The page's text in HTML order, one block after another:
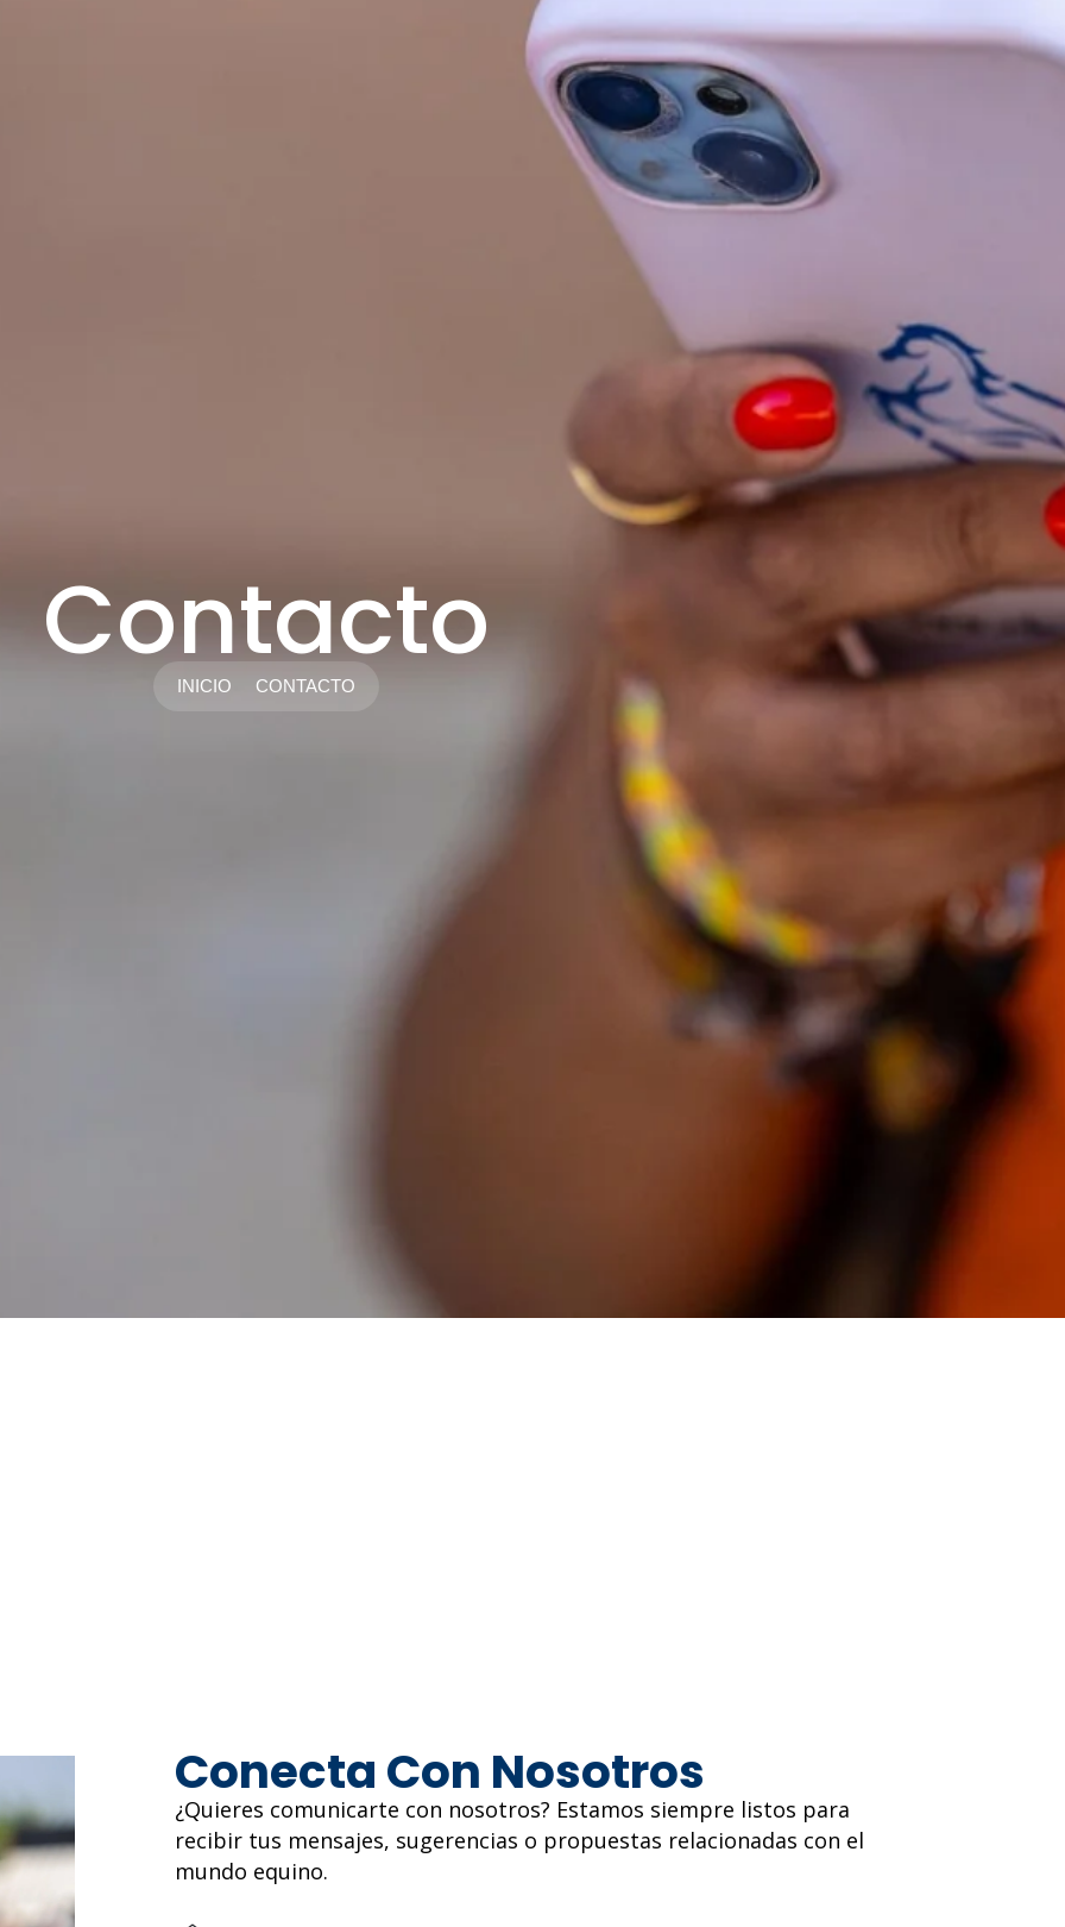
Contacto
INICIO CONTACTO
Conecta Con Nosotros
¿Quieres comunicarte con nosotros? Estamos siempre listos para
recibir tus mensajes, sugerencias o propuestas relacionadas con el
mundo equino.